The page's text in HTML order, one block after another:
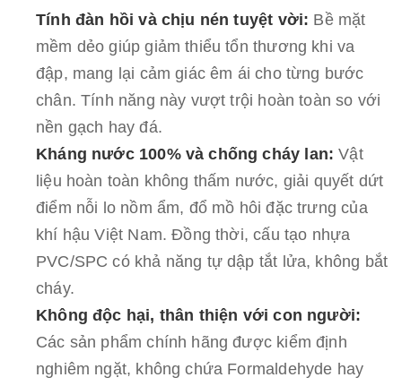
Tính đàn hồi và chịu nén tuyệt vời: Bề mặt
mềm dẻo giúp giảm thiểu tổn thương khi va
đập, mang lại cảm giác êm ái cho từng bước
chân. Tính năng này vượt trội hoàn toàn so với
nền gạch hay đá.
Kháng nước 100% và chống cháy lan: Vật
liệu hoàn toàn không thấm nước, giải quyết dứt
điểm nỗi lo nồm ẩm, đổ mồ hôi đặc trưng của
khí hậu Việt Nam. Đồng thời, cấu tạo nhựa
PVC/SPC có khả năng tự dập tắt lửa, không bắt
cháy.
Không độc hại, thân thiện với con người:
Các sản phẩm chính hãng được kiểm định
nghiêm ngặt, không chứa Formaldehyde hay